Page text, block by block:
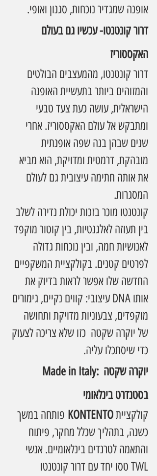
אופנה שמגדיר נוכחות, סגנון ואופי.
דרור קונטנטו- עכשיו גם בעולם
האקססוריז
דרור קונטנטו, מהמעצבים הבולטים
והמזוהים ביותר בתעשיית האופנה
הישראלית, עושה כעת צעד טבעי
ומתבקש אל עולם האקססוריז. אחרי
שנים שבהן בנה שפה אופנתית
מובהקת, דרמטית ומדויקת, הוא מביא
את אותה חתימה עיצובית גם לעולם
המסגרות.
קונטנטו מוכר בזכות יכולת נדירה לשלב
בין תעוזה לאלגנטיות, בין קוטור מוקפד
לאנושיות חמה, ובין נוכחות גדולה
לפרטים קטנים. בקולקציית המשקפיים
החדשה שלו אפשר לראות בדיוק את
אותו DNA עיצובי: קווים נקיים, גימורים
מוקפדים, צבעוניות מדויקת ותחושה
של יוקרה שקטה  כזו שלא צריכה לצעוק
כדי שיסתכלו עליה.
Made in Italy: יוקרה שקטה
בסטנדרט בינלאומי
קולקציית KONTENTO פותחה במשך
כשנה, בתהליך שכלל מחקר, פיתוח
והתאמה לטרנדים בינלאומיים. אנשי
TWL טסו יחד עם דרור קונטנטו